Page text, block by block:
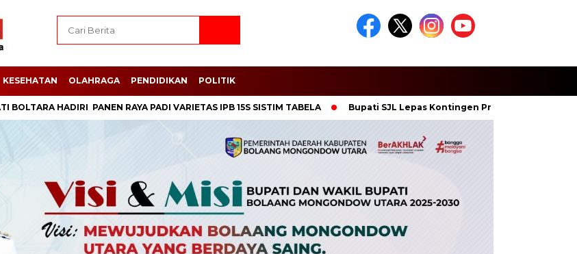
KESEHATAN OLAHRAGA PENDIDIKAN POLITIK
HADIRI PANEN RAYA PADI VARIETAS IPB 15S SISTIM TABELA Bupati SJL Lepas Kontingen Pramuka Boltara untuk